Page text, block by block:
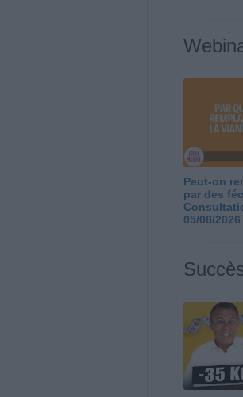
Peut-on
par des
05/08/2026